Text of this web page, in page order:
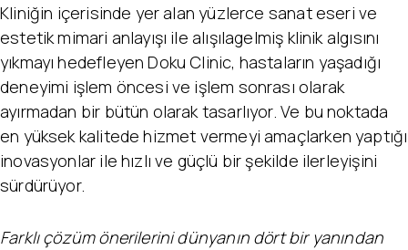
Kliniğin içerisinde yer alan yüzlerce sanat eseri ve
estetik mimari anlayışı ile alışılagelmiş klinik algısını
yıkmayı hedefleyen Doku Clinic, hastaların yaşadığı
deneyimi işlem öncesi ve işlem sonrası olarak
ayırmadan bir bütün olarak tasarlıyor. Ve bu noktada
en yüksek kalitede hizmet vermeyi amaçlarken yaptığı
inovasyonlar ile hızlı ve güçlü bir şekilde ilerleyişini
sürdürüyor.
Farklı çözüm önerilerini dünyanın dört bir yanından